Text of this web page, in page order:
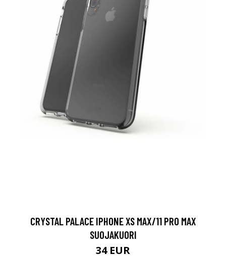
CRYSTAL PALACE IPHONE XS MAX/11 PRO MAX
SUOJAKUORI
34 EUR